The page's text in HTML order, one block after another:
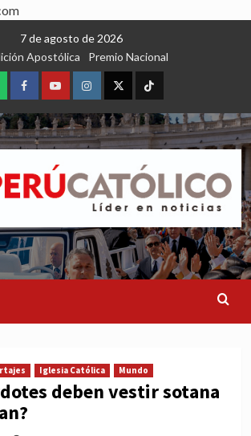
7 de agosto de 2026
Apostólica
Premio Nacional
FacebookYoutubeInstagram
X TikTok
Iglesia Católica Mundo
deben vestir sotana